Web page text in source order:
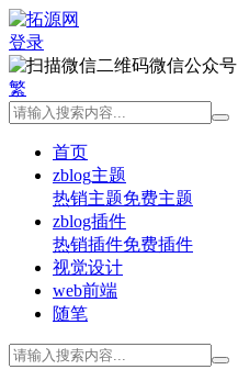
登录
微信公众号
繁
首页
zblog主题
热销主题免费主题
zblog插件
热销插件免费插件
视觉设计
web前端
随笔